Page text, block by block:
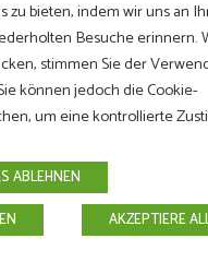
englisch) - PDF
12 MB
les réseaux sociaux :
Rechtliche Informationen
Geschäftsbedingungen
Der Gesellschaft
Nutzung Von Cookies
zu bieten, indem wir uns an
Besuche erinnern.
stimmen Sie der
können jedoch die Cookie-
um eine kontrollierte
ABLEHNEN
AKZEPTIERE